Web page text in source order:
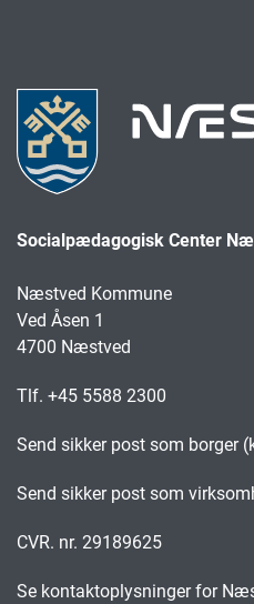
Socialpædagogisk Center
Næstved Kommune
Ved Åsen 1
4700 Næstved
Tlf. +45 5588 2300
Send sikker post som borger
Send sikker post som
CVR. nr. 29189625
Se kontaktoplysninger for